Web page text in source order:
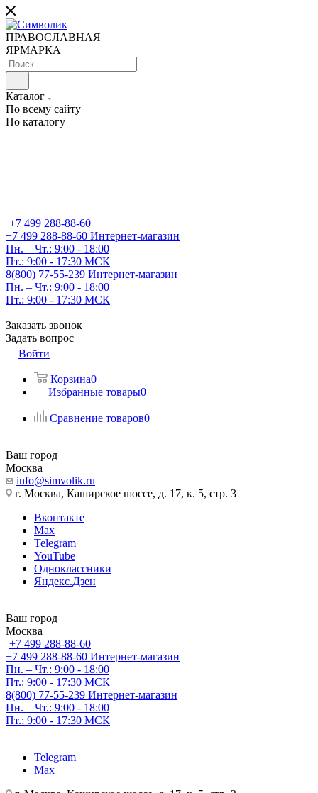
ПРАВОСЛАВНАЯ
ЯРМАРКА
Каталог
По всему сайту
По каталогу
+7 499 288-88-60
+7 499 288-88-60 Интернет-магазин
Пн. – Чт.: 9:00 - 18:00
Пт.: 9:00 - 17:30 МСК
8(800) 77-55-239 Интернет-магазин
Пн. – Чт.: 9:00 - 18:00
Пт.: 9:00 - 17:30 МСК
Заказать звонок
Задать вопрос
Войти
Корзина0
Избранные товары0
Сравнение товаров0
Ваш город
Москва
info@simvolik.ru
г. Москва, Каширское шоссе, д. 17, к. 5, стр. 3
Вконтакте
Max
Telegram
YouTube
Одноклассники
Яндекс.Дзен
Ваш город
Москва
+7 499 288-88-60
+7 499 288-88-60 Интернет-магазин
Пн. – Чт.: 9:00 - 18:00
Пт.: 9:00 - 17:30 МСК
8(800) 77-55-239 Интернет-магазин
Пн. – Чт.: 9:00 - 18:00
Пт.: 9:00 - 17:30 МСК
Telegram
Max